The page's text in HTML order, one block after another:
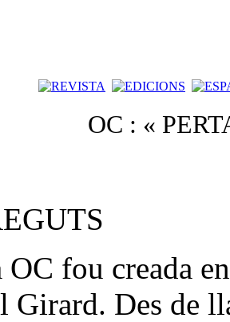
OC : «
fou creada
Girard. Des de